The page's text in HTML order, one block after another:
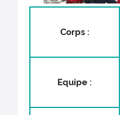
Corps :
Equipe :